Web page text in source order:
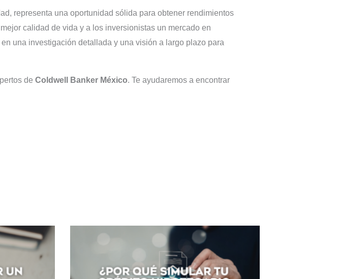
representa una oportunidad sólida para obtener rendimientos
calidad de vida y a los inversionistas un mercado en
una investigación detallada y una visión a largo plazo para
de Coldwell Banker México. Te ayudaremos a encontrar